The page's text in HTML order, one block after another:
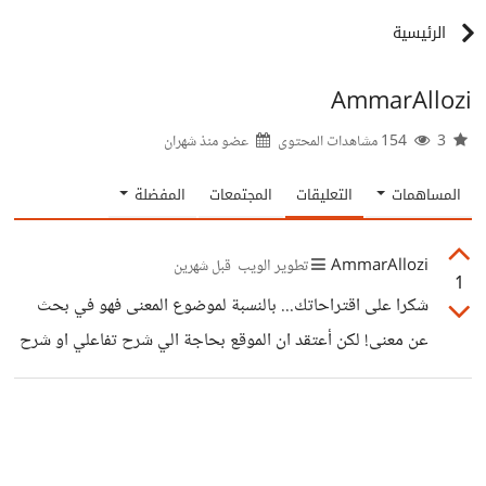
الرئيسية
AmmarAllozi
عضو منذشهران
المساهمات التعليقات المجتمعات المفضلة
1
AmmarAllozi تطوير الويب قبل شهرين
شكرا على اقتراحاتك... بالنسبة لموضوع المعنى فهو في بحث
عن معنى! لكن أعتقد ان الموقع بحاجة الي شرح تفاعلي او شرح
بشكل عام لأنه كثير من اقربائي لما فرجيتهم الموقع ما عرفو انه